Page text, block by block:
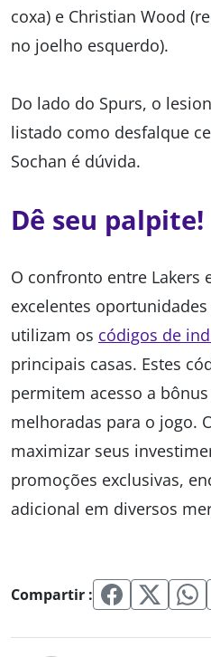
coxa) e Christian Wood
no joelho esquerdo).
Do lado do Spurs, o
listado como desfalque
Sochan é dúvida.
Dê seu palpite!
O confronto entre Lakers
excelentes
utilizam os códigos de
principais casas. Estes
permitem acesso a
melhoradas para o jogo.
maximizar seus
promoções exclusivas,
adicional em diversos
Compartir :